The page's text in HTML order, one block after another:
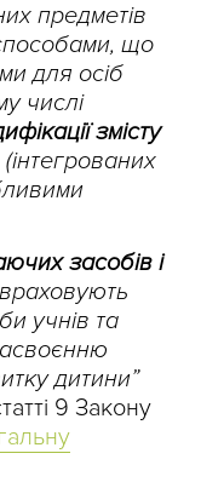
предметів
що
для осіб
числі
змісту
засобів і
учнів та
дитини”
9 Закону